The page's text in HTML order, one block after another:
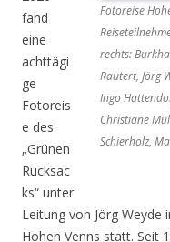
Fotoreise
rechts:
Rautert, Jörg
Ingo
Christiane
Schierholz,
fand
eine
achttägi
ge
Fotoreis
e des
„Grünen
Rucksac
ks“ unter
Leitung von Jörg
Hohen Venns statt. Seit